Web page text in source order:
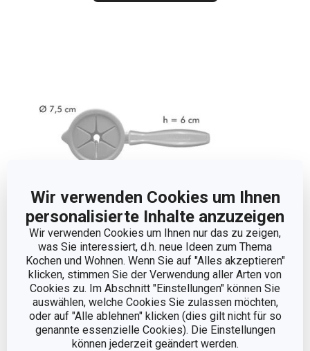
Wir verwenden Cookies um Ihnen
personalisierte Inhalte anzuzeigen
Wir verwenden Cookies um Ihnen nur das zu zeigen,
was Sie interessiert, d.h. neue Ideen zum Thema
Kochen und Wohnen. Wenn Sie auf "Alles akzeptieren"
klicken, stimmen Sie der Verwendung aller Arten von
Cookies zu. Im Abschnitt "Einstellungen" können Sie
auswählen, welche Cookies Sie zulassen möchten,
oder auf "Alle ablehnen" klicken (dies gilt nicht für so
genannte essenzielle Cookies). Die Einstellungen
können jederzeit geändert werden.
Abmessungen
PRODUKTHÖHE (CM) 6
PRODUKTLÄNGE (CM)